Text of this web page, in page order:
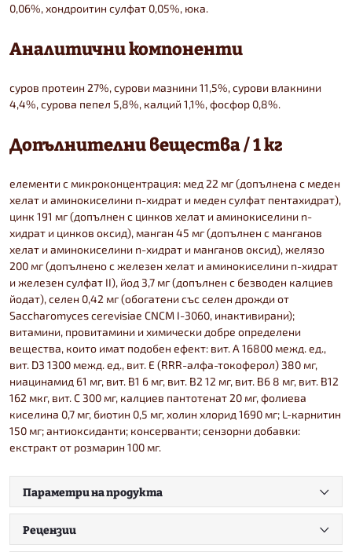
0,06%, хондроитин сулфат 0,05%, юка.
Аналитични компоненти
суров протеин 27%, сурови мазнини 11,5%, сурови влакнини
4,4%, сурова пепел 5,8%, калций 1,1%, фосфор 0,8%.
Допълнителни вещества / 1 кг
елементи с микроконцентрация: мед 22 мг (допълнена с меден
хелат и аминокиселини n-хидрат и меден сулфат пентахидрат),
цинк 191 мг (допълнен с цинков хелат и аминокиселини n-
хидрат и цинков оксид), манган 45 мг (допълнен с манганов
хелат и аминокиселини n-хидрат и манганов оксид), желязо
200 мг (допълнено с железен хелат и аминокиселини n-хидрат
и железен сулфат II), йод 3,7 мг (допълнен с безводен калциев
йодат), селен 0,42 мг (oбогатени със селен дрожди от
Saccharomyces cerevisiae CNCM I-3060, инактивирани);
витамини, провитамини и химически добре определени
вещества, които имат подобен ефект: вит. A 16800 межд. ед.,
вит. D3 1300 межд. ед., вит. E (RRR-алфа-токоферол) 380 мг,
ниацинамид 61 мг, вит. B1 6 мг, вит. B2 12 мг, вит. B6 8 мг, вит. B12
162 мкг, вит. C 300 мг, калциев пантотенат 20 мг, фолиева
киселина 0,7 мг, биотин 0,5 мг, холин хлорид 1690 мг; L-карнитин
150 мг; антиоксиданти; консерванти; сензорни добавки:
екстракт от розмарин 100 мг.
Параметри на продукта
Рецензии